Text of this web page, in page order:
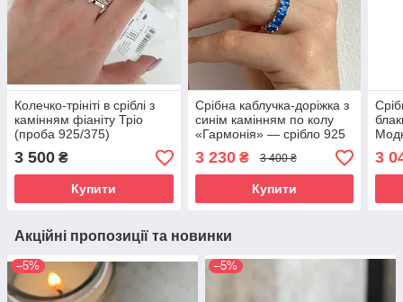
Колечко-трініті в сріблі з
камінням фіаніту Тріо
(проба 925/375)
3 500 ₴
Купити
Срібна каблучка-доріжка з
синім камінням по колу
«Гармонія» — срібло 925
проби
3 230₴ 3 400 ₴
Купити
3
Акційні пропозиції та новинки
–5% –5%